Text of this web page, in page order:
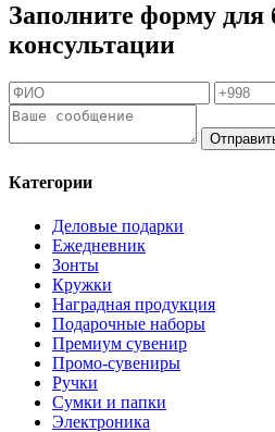
Заполните форму для
консультации
Категории
Деловые подарки
Ежедневник
Зонты
Кружки
Наградная продукция
Подарочные наборы
Премиум сувенир
Промо-сувениры
Ручки
Сумки и папки
Электроника